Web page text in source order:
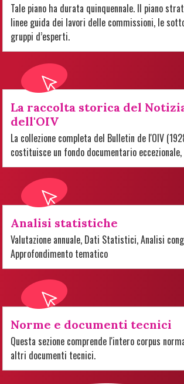
Tale piano ha durata quinquennale. Il piano
linee guida dei lavori delle commissioni, le
gruppi d’esperti.
La raccolta storica del
dell'OIV
La collezione completa del Bulletin de l'OIV
costituisce un fondo documentario
Analisi statistiche
Valutazione annuale, Dati Statistici, Analisi
Approfondimento tematico
Norme e documenti tecnici
Questa sezione comprende l'intero corpus
altri documenti tecnici.